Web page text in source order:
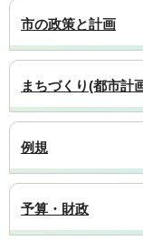
市の政策と計画
まちづくり(都市計
例規
予算・財政